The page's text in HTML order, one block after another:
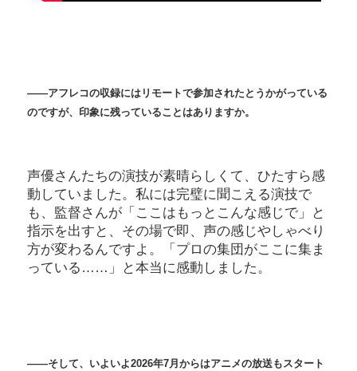
――アフレコの収録にはリモートで参加されたとうかがっている
のですが、印象に残っていることはありますか。
声優さんたちの演技が素晴らしくて、ひたすら感
動していました。私には完璧に聞こえる演技で
も、監督さんが「ここはもっとこんな感じで」と
指示を出すと、その場で即、声の感じやしゃべり
方が変わるんですよ。「プロの集団がここに集ま
っている……」と本当に感動しました。
――そして、いよいよ2026年7月からはアニメの放送もスタート